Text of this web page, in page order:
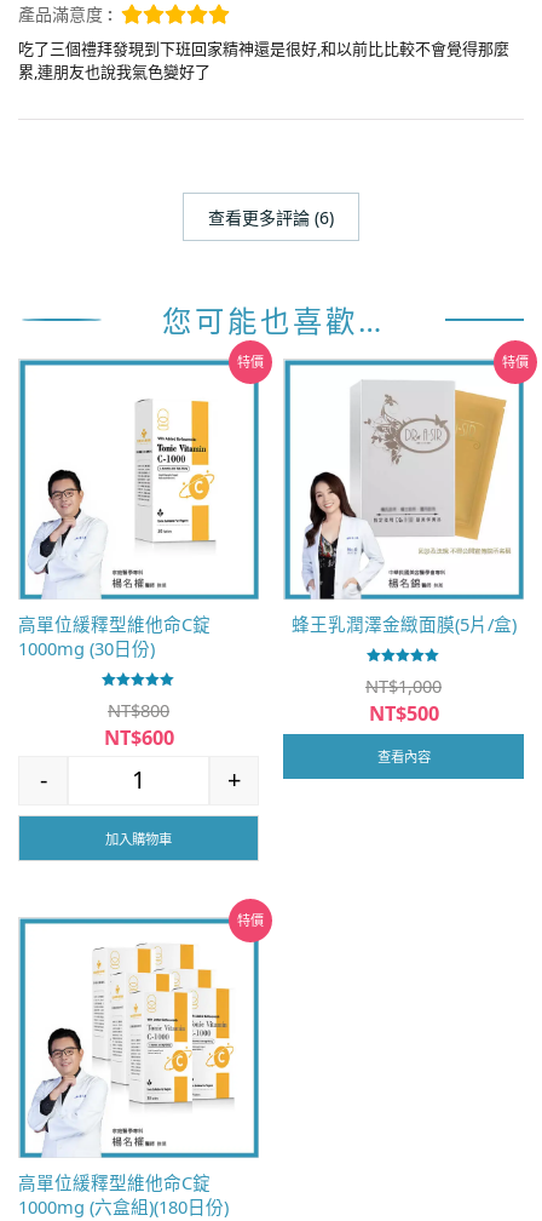
產品滿意度 :
吃了三個禮拜發現到下班回家精神還是很好,和以前比比較不會覺得那麼
累,連朋友也說我氣色變好了
查看更多評論 (6)
您可能也喜歡…
特價
高單位緩釋型維他命C錠
1000mg (30日份)
5.00
NT$800
原
價
NT$600
前
格：
高單位緩釋型維他命C錠1000mg (30日份) 數量
- +
加入購物車
特價
蜂王乳潤澤金緻面膜(5片/盒)
5.00
NT$1,000
原
始
價
格：
NT$500
目
前
價
查看內容
特價
高單位緩釋型維他命C錠
1000mg (六盒組)(180日份)